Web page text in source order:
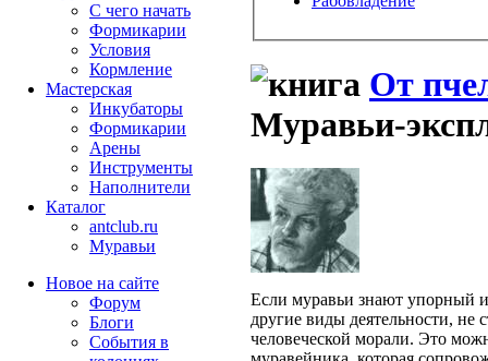
От
Муравьи-
Если муравьи знают упорный
другие виды деятельности, не
человеческой морали. Это
С чего начать
Формикарии
Условия
Кормление
Мастерская
Инкубаторы
Формикарии
Арены
Инструменты
Наполнители
Каталог
antclub.ru
Муравьи
Новое на сайте
Форум
Блоги
События в